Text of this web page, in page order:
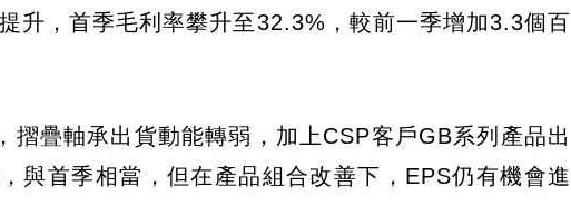
升，首季毛利率攀升至32.3%，較前一季增加3.3個百
疊軸承出貨動能轉弱，加上CSP客戶GB系列產品出
與首季相當，但在產品組合改善下，EPS仍有機會進